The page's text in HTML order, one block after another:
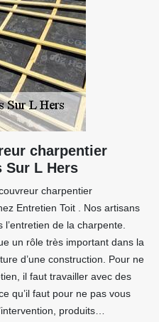
charpentier
Sur L Hers
charpentier
Entretien Toit . Nos artisans
de la charpente.
un rôle très important dans la
d’une construction. Pour ne
il faut travailler avec des
qu’il faut pour ne pas vous
produits…